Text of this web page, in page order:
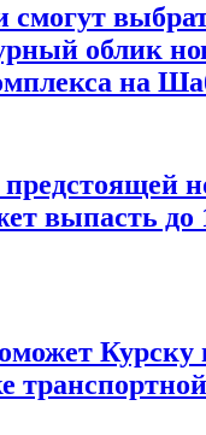
облик
на
выпасть до
Курску